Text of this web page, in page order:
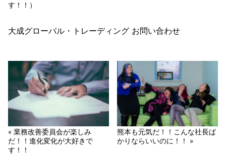
す！！）
大成グローバル・トレーディング お問い合わせ
« 業務改善委員会が楽しみ
だ！！進化変化が大好きで
す！！
熊本も元気だ！！こんな社長ば
かりならいいのに！！ »